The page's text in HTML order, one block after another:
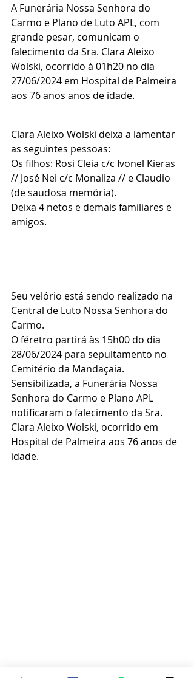
A Funerária Nossa Senhora do
Carmo e Plano de Luto APL, com
grande pesar, comunicam o
falecimento da Sra. Clara Aleixo
Wolski, ocorrido à 01h20 no dia
27/06/2024 em Hospital de Palmeira
aos 76 anos anos de idade.
Clara Aleixo Wolski deixa a lamentar
as seguintes pessoas:
Os filhos: Rosi Cleia c/c Ivonel Kieras
// José Nei c/c Monaliza // e Claudio
(de saudosa memória).
Deixa 4 netos e demais familiares e
amigos.
Seu velório está sendo realizado na
Central de Luto Nossa Senhora do
Carmo.
O féretro partirá às 15h00 do dia
28/06/2024 para sepultamento no
Cemitério da Mandaçaia.
Sensibilizada, a Funerária Nossa
Senhora do Carmo e Plano APL
notificaram o falecimento da Sra.
Clara Aleixo Wolski, ocorrido em
Hospital de Palmeira aos 76 anos de
idade.